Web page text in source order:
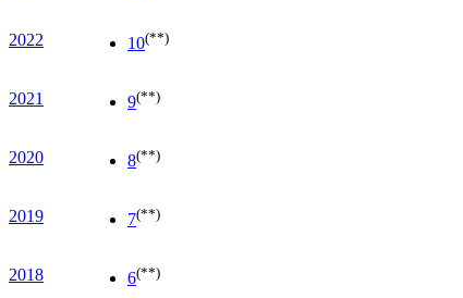
2022 10(**)
2021 9(**)
2020 8(**)
2019 7(**)
2018 6(**)